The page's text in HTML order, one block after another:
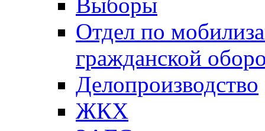
Отдел по
гражданской
Делопроизводство
ЖКХ